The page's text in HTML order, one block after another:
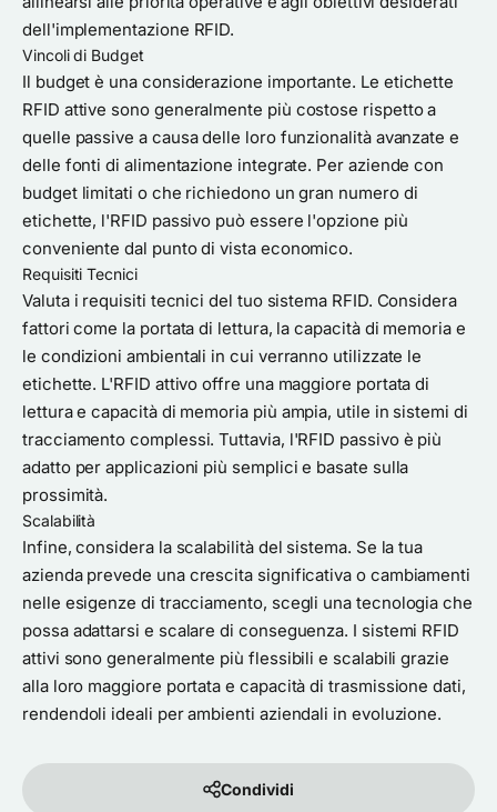
dell'implementazione RFID.
Vincoli di Budget
Il budget è una considerazione importante. Le etichette
RFID attive sono generalmente più costose rispetto a
quelle passive a causa delle loro funzionalità avanzate e
delle fonti di alimentazione integrate. Per aziende con
budget limitati o che richiedono un gran numero di
etichette, l'RFID passivo può essere l'opzione più
conveniente dal punto di vista economico.
Requisiti Tecnici
Valuta i requisiti tecnici del tuo sistema RFID. Considera
fattori come la portata di lettura, la capacità di memoria e
le condizioni ambientali in cui verranno utilizzate le
etichette. L'RFID attivo offre una maggiore portata di
lettura e capacità di memoria più ampia, utile in sistemi di
tracciamento complessi. Tuttavia, l'RFID passivo è più
adatto per applicazioni più semplici e basate sulla
prossimità.
Scalabilità
Infine, considera la scalabilità del sistema. Se la tua
azienda prevede una crescita significativa o cambiamenti
nelle esigenze di tracciamento, scegli una tecnologia che
possa adattarsi e scalare di conseguenza. I sistemi RFID
attivi sono generalmente più flessibili e scalabili grazie
alla loro maggiore portata e capacità di trasmissione dati,
rendendoli ideali per ambienti aziendali in evoluzione.
Condividi